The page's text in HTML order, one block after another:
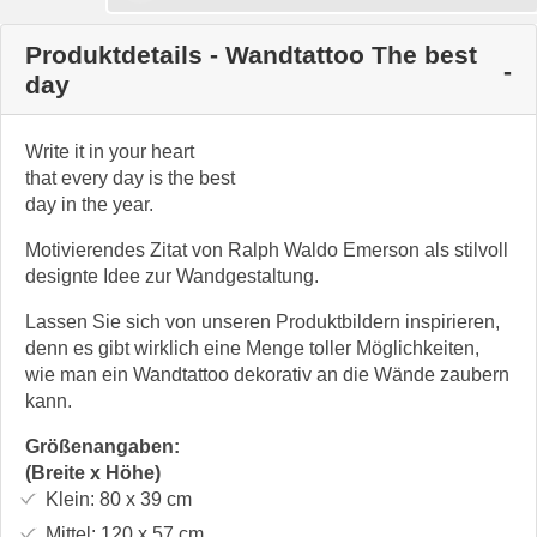
Produktdetails - Wandtattoo The best
day
Write it in your heart
that every day is the best
day in the year.
Motivierendes Zitat von Ralph Waldo Emerson als stilvoll
designte Idee zur Wandgestaltung.
Lassen Sie sich von unseren Produktbildern inspirieren,
denn es gibt wirklich eine Menge toller Möglichkeiten,
wie man ein Wandtattoo dekorativ an die Wände zaubern
kann.
Größenangaben:
(Breite x Höhe)
Klein: 80 x 39 cm